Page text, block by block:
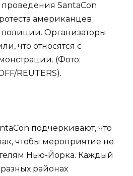
SantaCon
американцев
полиции. Организаторы
что относятся с
(Фото:
REUTERS).
подчеркивают, что
чтобы мероприятие не
Нью-Йорка. Каждый
районах